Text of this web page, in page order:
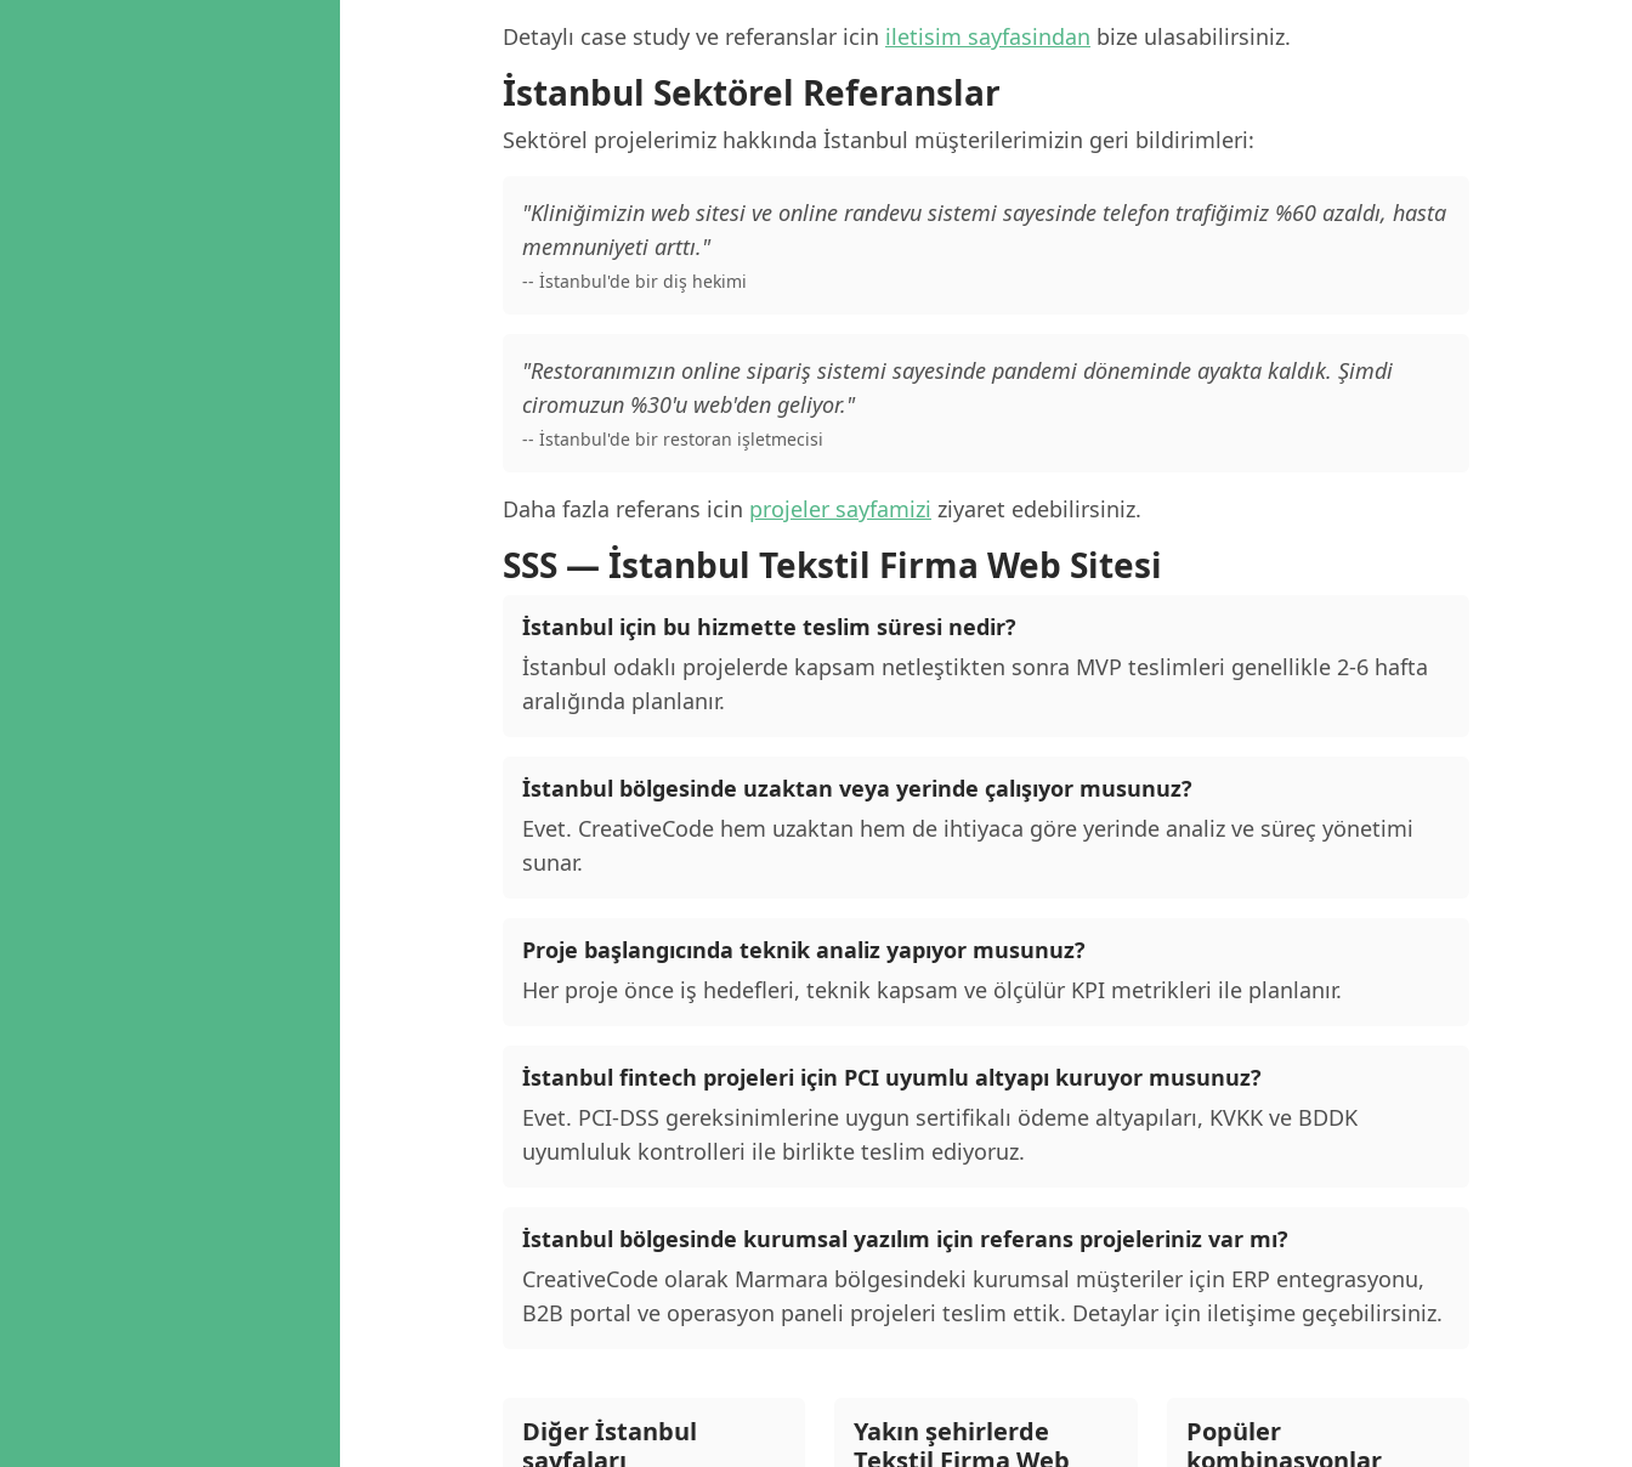
Detaylı case study ve referanslar icin iletisim sayfasindan bize ulasabilirsiniz.
İstanbul Sektörel Referanslar
Sektörel projelerimiz hakkında İstanbul müşterilerimizin geri bildirimleri:
"Kliniğimizin web sitesi ve online randevu sistemi sayesinde telefon trafiğimiz %60 azaldı, hasta
memnuniyeti arttı."
-- İstanbul'de bir diş hekimi
"Restoranımızın online sipariş sistemi sayesinde pandemi döneminde ayakta kaldık. Şimdi
ciromuzun %30'u web'den geliyor."
-- İstanbul'de bir restoran işletmecisi
Daha fazla referans icin projeler sayfamizi ziyaret edebilirsiniz.
SSS — İstanbul Tekstil Firma Web Sitesi
İstanbul için bu hizmette teslim süresi nedir?
İstanbul odaklı projelerde kapsam netleştikten sonra MVP teslimleri genellikle 2-6 hafta
aralığında planlanır.
İstanbul bölgesinde uzaktan veya yerinde çalışıyor musunuz?
Evet. CreativeCode hem uzaktan hem de ihtiyaca göre yerinde analiz ve süreç yönetimi
sunar.
Proje başlangıcında teknik analiz yapıyor musunuz?
Her proje önce iş hedefleri, teknik kapsam ve ölçülür KPI metrikleri ile planlanır.
İstanbul fintech projeleri için PCI uyumlu altyapı kuruyor musunuz?
Evet. PCI-DSS gereksinimlerine uygun sertifikalı ödeme altyapıları, KVKK ve BDDK
uyumluluk kontrolleri ile birlikte teslim ediyoruz.
İstanbul bölgesinde kurumsal yazılım için referans projeleriniz var mı?
CreativeCode olarak Marmara bölgesindeki kurumsal müşteriler için ERP entegrasyonu,
B2B portal ve operasyon paneli projeleri teslim ettik. Detaylar için iletişime geçebilirsiniz.
Diğer İstanbul
Yakın şehirlerde
Popüler